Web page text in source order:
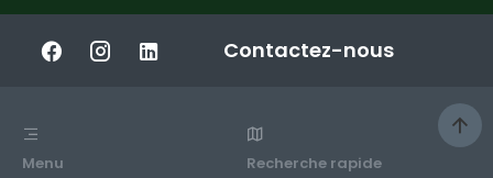
Contactez-nous
Menu Recherche rapide